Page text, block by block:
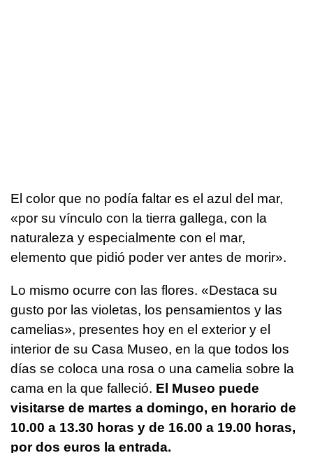
El color que no podía faltar es el azul del mar,
«por su vínculo con la tierra gallega, con la
naturaleza y especialmente con el mar,
elemento que pidió poder ver antes de morir».
Lo mismo ocurre con las flores. «Destaca su
gusto por las violetas, los pensamientos y las
camelias», presentes hoy en el exterior y el
interior de su Casa Museo, en la que todos los
días se coloca una rosa o una camelia sobre la
cama en la que falleció. El Museo puede
visitarse de martes a domingo, en horario de
10.00 a 13.30 horas y de 16.00 a 19.00 horas,
por dos euros la entrada.